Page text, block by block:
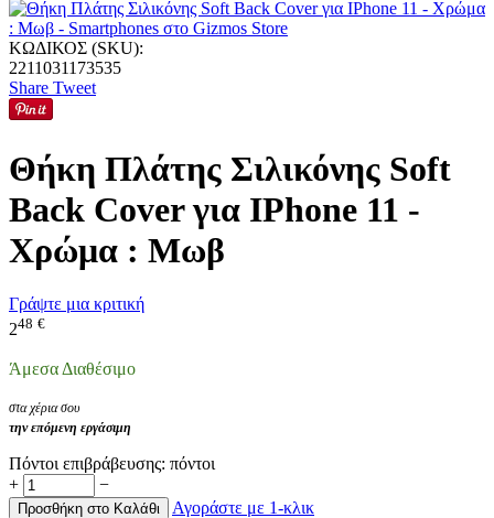
ΚΩΔΙΚΟΣ (SKU):
2211031173535
Share Tweet
Θήκη Πλάτης Σιλικόνης Soft
Back Cover για IPhone 11 -
Χρώμα : Μωβ
Γράψτε μια κριτική
248 €
Άμεσα Διαθέσιμο
στα χέρια σου
την επόμενη εργάσιμη
Πόντοι επιβράβευσης: πόντοι
+
−
Προσθήκη στο Καλάθι
Αγοράστε με 1-κλικ